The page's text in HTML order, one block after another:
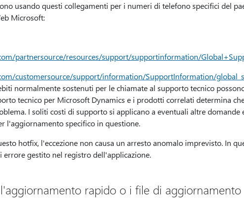
usando questi collegamenti per i numeri di telefono specifici del
Microsoft:
partnersource/resources/support/supportinformation/
customersource/support/information/SupportInformation/
normalmente sostenuti per le chiamate al supporto tecnico
tecnico per Microsoft Dynamics e i prodotti correlati determina
I soliti costi di supporto si applicano a eventuali altre
l'aggiornamento specifico in questione.
hotfix, l'eccezione non causa un arresto anomalo imprevisto. In
errore gestito nel registro dell'applicazione.
rapido o i file di